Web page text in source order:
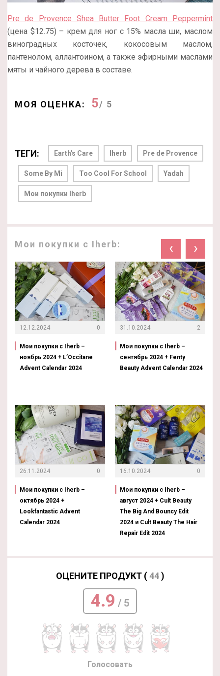
Pre de Provence Shea Butter Foot Cream Peppermint
(цена $12.75) – крем для ног с 15% масла ши, маслом
виноградных косточек, кокосовым маслом,
пантенолом, аллантоином, а также эфирными маслами
мяты и чайного дерева в составе.
МОЯ ОЦЕНКА: 5/ 5
ТЕГИ: Earth's Care Iherb Pre de Provence
Some By Mi Too Cool For School Yadah
Мои покупки Iherb
Мои покупки с Iherb: ‹ ›
12.12.2024 0
Мои покупки с Iherb –
ноябрь 2024 + L’Occitane
Advent Calendar 2024
26.11.2024 0
Мои покупки с Iherb –
октябрь 2024 +
Lookfantastic Advent
Calendar 2024
31.10.2024 2
Мои покупки с Iherb –
сентябрь 2024 + Fenty
Beauty Advent Calendar 2024
16.10.2024 0
Мои покупки с Iherb –
август 2024 + Cult Beauty
The Big And Bouncy Edit
2024 и Cult Beauty The Hair
Repair Edit 2024
ОЦЕНИТЕ ПРОДУКТ (44)
4.9 / 5
Голосовать